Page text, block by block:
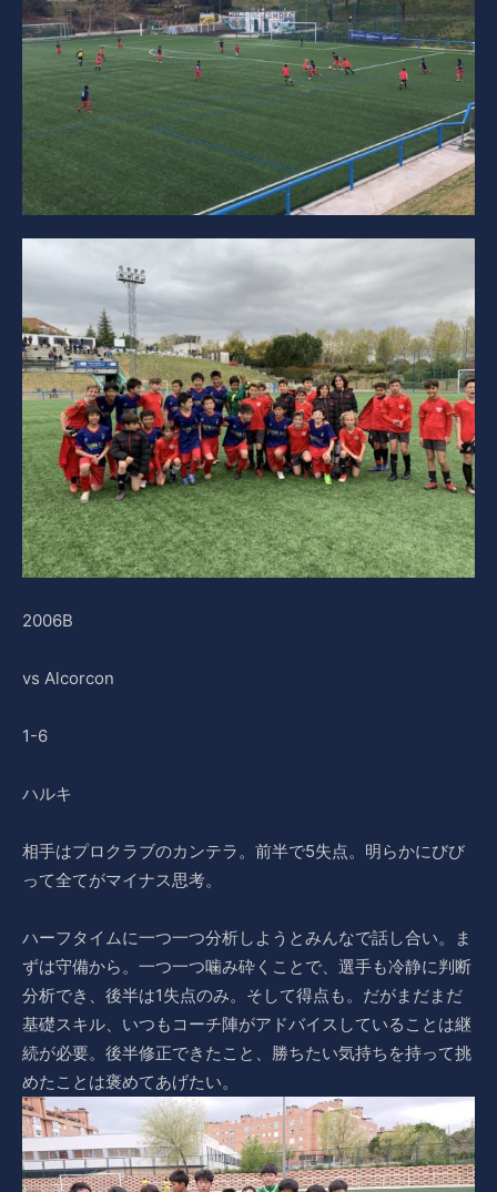
2006B
vs Alcorcon
1-6
ハルキ
相手はプロクラブのカンテラ。前半で5失点。明らかにびび
って全てがマイナス思考。
ハーフタイムに一つ一つ分析しようとみんなで話し合い。ま
ずは守備から。一つ一つ噛み砕くことで、選手も冷静に判断
分析でき、後半は1失点のみ。そして得点も。だがまだまだ
基礎スキル、いつもコーチ陣がアドバイスしていることは継
続が必要。後半修正できたこと、勝ちたい気持ちを持って挑
めたことは褒めてあげたい。